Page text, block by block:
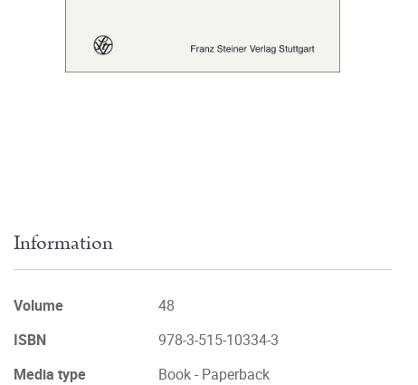
Information
Volume
48
ISBN
978-3-515-10334-3
Media type
Book - Paperback